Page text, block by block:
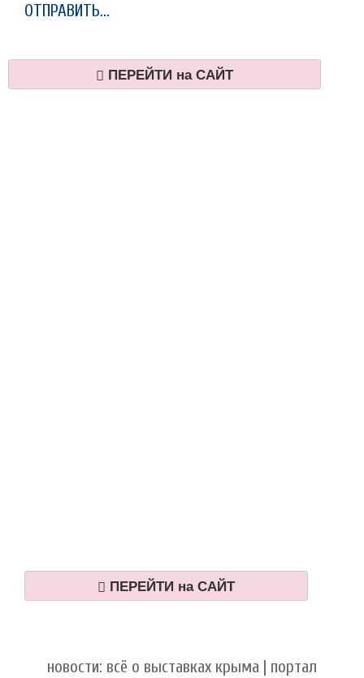
ОТПРАВИТЬ...
ПЕРЕЙТИ на САЙТ
ПЕРЕЙТИ на САЙТ
новости: всё о выставках крыма | портал